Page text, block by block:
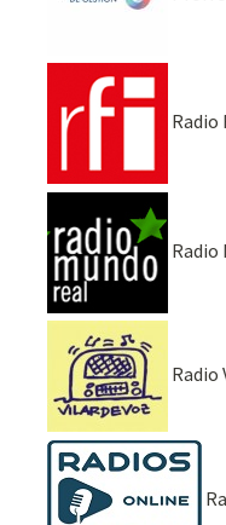
Radio
Radio
Radio